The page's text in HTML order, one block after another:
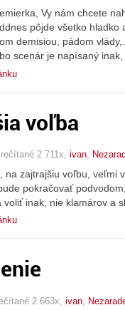
Vy nám chcete
pôjde všetko hladko
demisiou, pádom
scenár je napísaný
voľba
2 711x, ivan,
na zajtrajšiu voľbu, veľmi
pokračovať
voliť inak, nie klamárov a
2 663x, ivan